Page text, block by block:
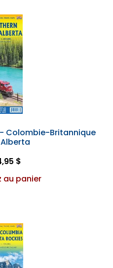
Colombie-Britannique
$
au panier